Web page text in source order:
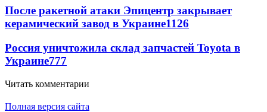
После ракетной атаки Эпицентр закрывает
керамический завод в Украине1126
Россия уничтожила склад запчастей Toyota в
Украине777
Читать комментарии
Полная версия сайта